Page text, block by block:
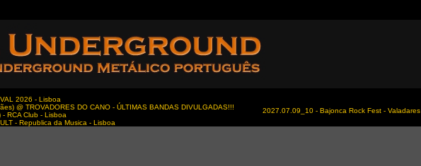
2026 - Lisboa
@ TROVADORES DO CANO - ÚLTIMAS BANDAS DIVULGADAS!!!
RCA Club - Lisboa
- Republica da Musica - Lisboa
2027.07.09_10 - Bajonca Rock Fest -